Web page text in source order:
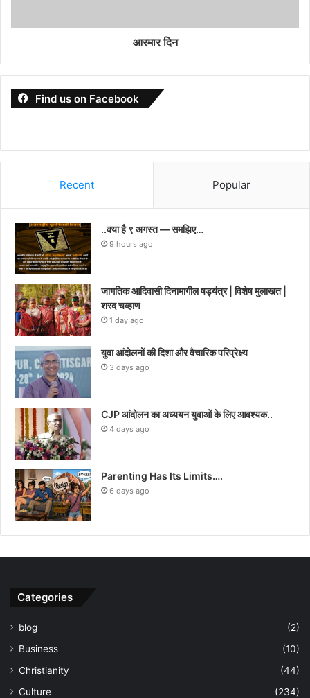
आरमार दिन
Find us on Facebook
Recent Popular
..क्या है ९ अगस्त — समझिए…
9 hours ago
जागतिक आदिवासी दिनामागील षड्यंत्र | विशेष मुलाखत |
शरद चव्हाण
1 day ago
युवा आंदोलनों की दिशा और वैचारिक परिप्रेक्ष्य
3 days ago
CJP आंदोलन का अध्ययन युवाओं के लिए आवश्यक..
4 days ago
Parenting Has Its Limits….
6 days ago
Categories
blog
(2)
Business
(10)
Christianity
(44)
Culture
(234)